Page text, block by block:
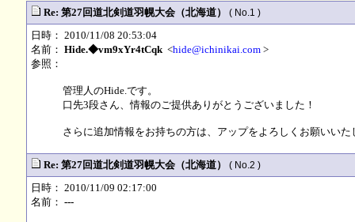
Re: 第27回道北剣道羽幌大会（北海道） ( No.1 )
日時： 2010/11/08 20:53:04
名前： Hide.◆vm9xYr4tCqk<hide@ichinikai.com >
参照：
管理人のHide.です。
口先3段さん、情報のご提供ありがとうございました！
さらに追加情報をお持ちの方は、アップをよろしくお願いいた
Re: 第27回道北剣道羽幌大会（北海道） ( No.2 )
日時： 2010/11/09 02:17:00
名前： ---